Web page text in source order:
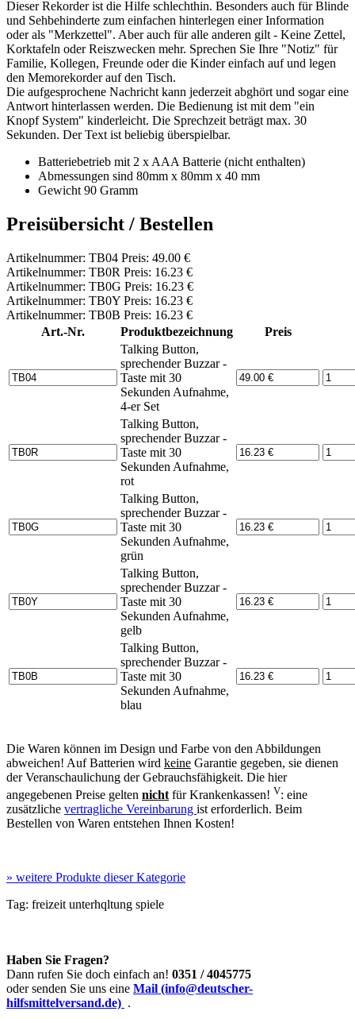
Dieser Rekorder ist die Hilfe schlechthin. Besonders auch für Blinde
und Sehbehinderte zum einfachen hinterlegen einer Information
oder als "Merkzettel". Aber auch für alle anderen gilt - Keine Zettel,
Korktafeln oder Reiszwecken mehr. Sprechen Sie Ihre "Notiz" für
Familie, Kollegen, Freunde oder die Kinder einfach auf und legen
den Memorekorder auf den Tisch.
Die aufgesprochene Nachricht kann jederzeit abghört und sogar eine
Antwort hinterlassen werden. Die Bedienung ist mit dem "ein
Knopf System" kinderleicht. Die Sprechzeit beträgt max. 30
Sekunden. Der Text ist beliebig überspielbar.
Batteriebetrieb mit 2 x AAA Batterie (nicht enthalten)
Abmessungen sind 80mm x 80mm x 40 mm
Gewicht 90 Gramm
Preisübersicht / Bestellen
Artikelnummer: TB04 Preis: 49.00 €
Artikelnummer: TB0R Preis: 16.23 €
Artikelnummer: TB0G Preis: 16.23 €
Artikelnummer: TB0Y Preis: 16.23 €
Artikelnummer: TB0B Preis: 16.23 €
Art.-Nr.
Produktbezeichnung
Preis
Talking Button,
sprechender Buzzar -
Taste mit 30
Sekunden Aufnahme,
4-er Set
Talking Button,
sprechender Buzzar -
Taste mit 30
Sekunden Aufnahme,
rot
Talking Button,
sprechender Buzzar -
Taste mit 30
Sekunden Aufnahme,
grün
Talking Button,
sprechender Buzzar -
Taste mit 30
Sekunden Aufnahme,
gelb
Talking Button,
sprechender Buzzar -
Taste mit 30
Sekunden Aufnahme,
blau
Die Waren können im Design und Farbe von den Abbildungen
abweichen! Auf Batterien wird keine Garantie gegeben, sie dienen
der Veranschaulichung der Gebrauchsfähigkeit. Die hier
angegebenen Preise gelten nichtfür Krankenkassen! V: eine
zusätzliche vertragliche Vereinbarung ist erforderlich. Beim
Bestellen von Waren entstehen Ihnen Kosten!
» weitere Produkte dieser Kategorie
Tag: freizeitunterhqltung spiele
Haben Sie Fragen?
Dann rufen Sie doch einfach an! 0351 / 4045775
oder senden Sie uns eine Mail (info@deutscher-
hilfsmittelversand.de) .